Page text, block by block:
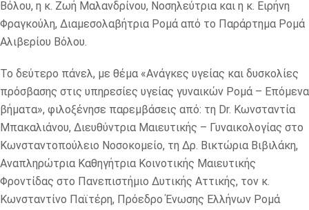
Βόλου, η κ. Ζωή Μαλανδρίνου, Νοσηλεύτρια και η κ. Ειρήνη
Φραγκούλη, Διαμεσολαβήτρια Ρομά από το Παράρτημα Ρομά
Αλιβερίου Βόλου.
Το δεύτερο πάνελ, με θέμα «Ανάγκες υγείας και δυσκολίες
πρόσβασης στις υπηρεσίες υγείας γυναικών Ρομά – Επόμενα
βήματα», φιλοξένησε παρεμβάσεις από: τη Dr. Κωνσταντία
Μπακαλιάνου, Διευθύντρια Μαιευτικής – Γυναικολογίας στο
Κωνσταντοπούλειο Νοσοκομείο, τη Δρ. Βικτώρια Βιβιλάκη,
Αναπληρώτρια Καθηγήτρια Κοινοτικής Μαιευτικής
Φροντίδας στο Πανεπιστήμιο Δυτικής Αττικής, τον κ.
Κωνσταντίνο Παϊτέρη, Πρόεδρο Ένωσης Ελλήνων Ρομά